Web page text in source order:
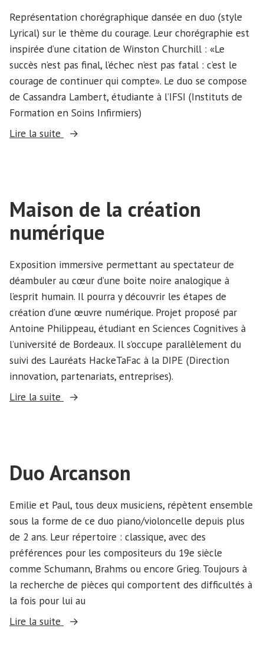
Représentation chorégraphique dansée en duo (style
Lyrical) sur le thème du courage. Leur chorégraphie est
inspirée d’une citation de Winston Churchill : «Le
succès n’est pas final, l’échec n’est pas fatal : c’est le
courage de continuer qui compte». Le duo se compose
de Cassandra Lambert, étudiante à l’IFSI (Instituts de
Formation en Soins Infirmiers)
Lire la suite
« Courage
Maison de la création
numérique
Exposition immersive permettant au spectateur de
déambuler au cœur d’une boite noire analogique à
l’esprit humain. Il pourra y découvrir les étapes de
création d’une œuvre numérique. Projet proposé par
Antoine Philippeau, étudiant en Sciences Cognitives à
l’université de Bordeaux. Il s’occupe parallèlement du
suivi des Lauréats HackeTaFac à la DIPE (Direction
innovation, partenariats, entreprises).
Lire la suite
« Maison
Duo Arcanson
Emilie et Paul, tous deux musiciens, répètent ensemble
sous la forme de ce duo piano/violoncelle depuis plus
de 2 ans. Leur répertoire : classique, avec des
préférences pour les compositeurs du 19e siècle
comme Schumann, Brahms ou encore Grieg. Toujours à
la recherche de pièces qui comportent des difficultés à
la fois pour lui au
Lire la suite
« Duo